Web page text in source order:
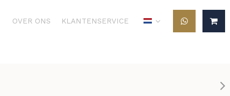
OVER ONS KLANTENSERVICE